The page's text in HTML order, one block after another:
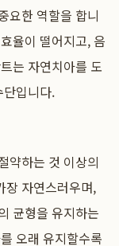
요한 역할을 합니
율이 떨어지고, 음
는 자연치아를 도
입니다.
약하는 것 이상의
장 자연스러우며,
균형을 유지하는
오래 유지할수록